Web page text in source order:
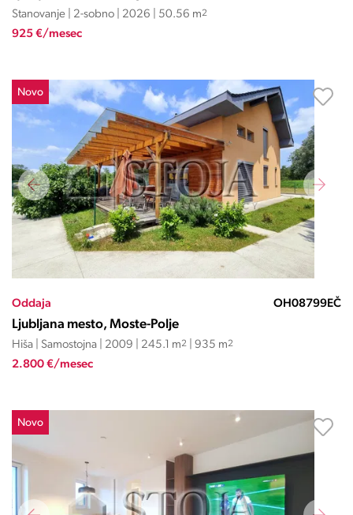
Stanovanje | 2-sobno | 2026 | 50.56 m2
925 €/mesec
Novo
Oddaja OH08799EČ
Ljubljana mesto, Moste-Polje
Hiša | Samostojna | 2009 | 245.1 m2 | 935 m2
2.800 €/mesec
Novo